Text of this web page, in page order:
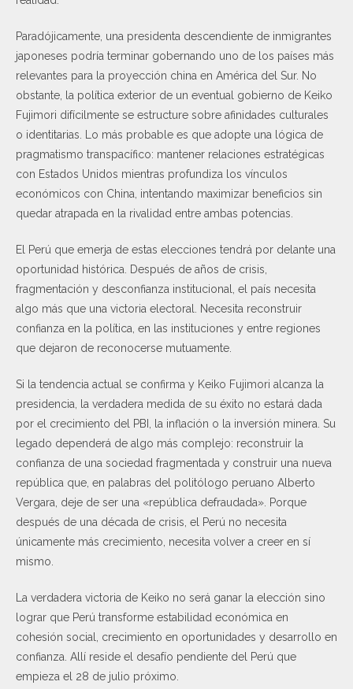
Paradójicamente, una presidenta descendiente de inmigrantes
japoneses podría terminar gobernando uno de los países más
relevantes para la proyección china en América del Sur. No
obstante, la política exterior de un eventual gobierno de Keiko
Fujimori difícilmente se estructure sobre afinidades culturales
o identitarias. Lo más probable es que adopte una lógica de
pragmatismo transpacífico: mantener relaciones estratégicas
con Estados Unidos mientras profundiza los vínculos
económicos con China, intentando maximizar beneficios sin
quedar atrapada en la rivalidad entre ambas potencias.
El Perú que emerja de estas elecciones tendrá por delante una
oportunidad histórica. Después de años de crisis,
fragmentación y desconfianza institucional, el país necesita
algo más que una victoria electoral. Necesita reconstruir
confianza en la política, en las instituciones y entre regiones
que dejaron de reconocerse mutuamente.
Si la tendencia actual se confirma y Keiko Fujimori alcanza la
presidencia, la verdadera medida de su éxito no estará dada
por el crecimiento del PBI, la inflación o la inversión minera. Su
legado dependerá de algo más complejo: reconstruir la
confianza de una sociedad fragmentada y construir una nueva
república que, en palabras del politólogo peruano Alberto
Vergara, deje de ser una «república defraudada». Porque
después de una década de crisis, el Perú no necesita
únicamente más crecimiento, necesita volver a creer en sí
mismo.
La verdadera victoria de Keiko no será ganar la elección sino
lograr que Perú transforme estabilidad económica en
cohesión social, crecimiento en oportunidades y desarrollo en
confianza. Allí reside el desafío pendiente del Perú que
empieza el 28 de julio próximo.